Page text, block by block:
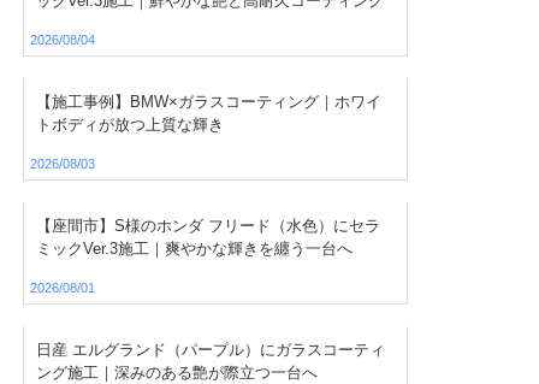
2026/08/04
【施工事例】BMW×ガラスコーティング｜ホワイ
トボディが放つ上質な輝き
2026/08/03
【座間市】S様のホンダ フリード（水色）にセラ
ミックVer.3施工｜爽やかな輝きを纏う一台へ
2026/08/01
日産 エルグランド（パープル）にガラスコーティ
ング施工｜深みのある艶が際立つ一台へ